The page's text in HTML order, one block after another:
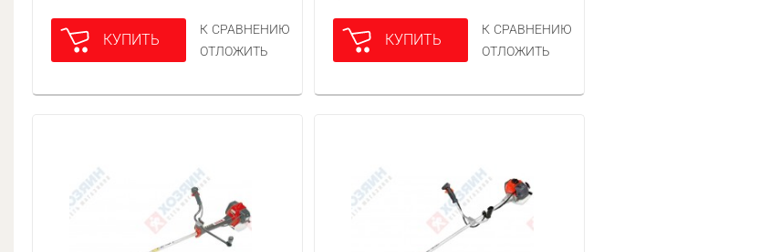
КУПИТЬ
К СРАВНЕНИЮ
ОТЛОЖИТЬ
КУПИТЬ
К СРАВНЕНИЮ
ОТЛОЖИТЬ